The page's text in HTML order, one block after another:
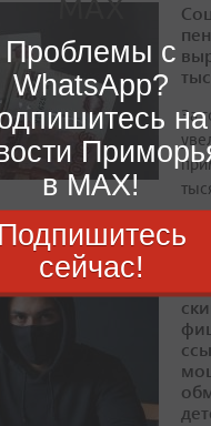
За
Проблемы с
WhatsApp?
на
в MAX!
Подпишитесь
сейчас!